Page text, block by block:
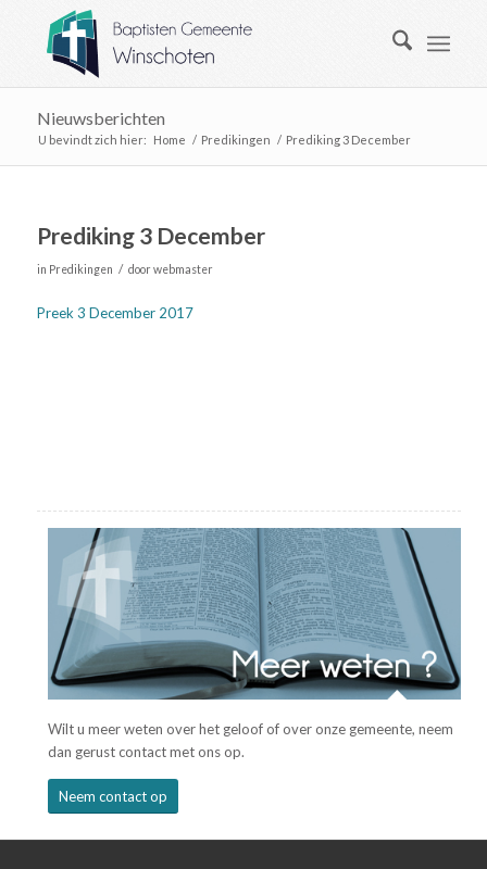
Nieuwsberichten
U bevindt zich hier: Home / Predikingen / Prediking 3 December
Prediking 3 December
in Predikingen / doorwebmaster
Preek 3 December 2017
Wilt u meer weten over het geloof of over onze gemeente, neem
dan gerust contact met ons op.
Neem contact op